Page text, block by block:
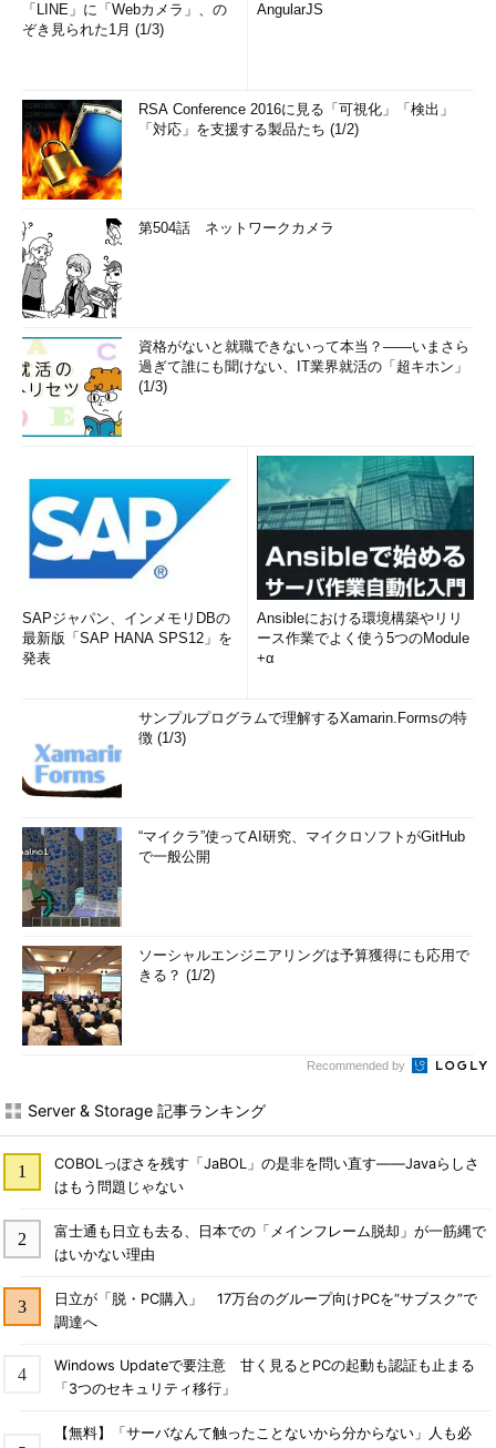
「LINE」に「Webカメラ」、の
ぞき見られた1月 (1/3)
AngularJS
RSA Conference 2016に見る「可視化」「検出」
「対応」を支援する製品たち (1/2)
第504話 ネットワークカメラ
資格がないと就職できないって本当？――いまさら
過ぎて誰にも聞けない、IT業界就活の「超キホン」
(1/3)
SAPジャパン、インメモリDBの
最新版「SAP HANA SPS12」を
発表
Ansibleにおける環境構築やリリ
ース作業でよく使う5つのModule
+α
サンプルプログラムで理解するXamarin.Formsの特
徴 (1/3)
“マイクラ”使ってAI研究、マイクロソフトがGitHub
で一般公開
ソーシャルエンジニアリングは予算獲得にも応用で
きる？ (1/2)
Recommended by
Server & Storage 記事ランキング
COBOLっぽさを残す「JaBOL」の是非を問い直す――Javaらしさ
はもう問題じゃない
富士通も日立も去る、日本での「メインフレーム脱却」が一筋縄で
はいかない理由
日立が「脱・PC購入」 17万台のグループ向けPCを“サブスク”で
調達へ
Windows Updateで要注意 甘く見るとPCの起動も認証も止まる
「3つのセキュリティ移行」
【無料】「サーバなんて触ったことないから分からない」人も必